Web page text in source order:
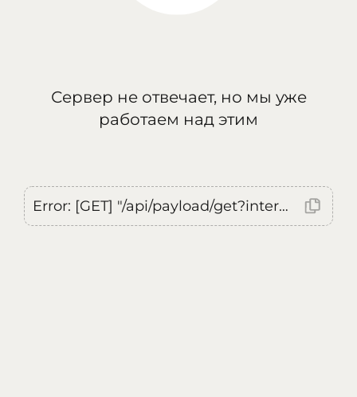
Сервер не отвечает, но мы уже
работаем над этим
Error: [GET] "/api/payload/get?internal=true&currentLocale=ru": <no response> Failed to fetch